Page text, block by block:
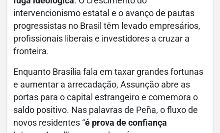
intervencionismo estatal e o avanço de pautas
progressistas no Brasil têm levado empresários,
profissionais liberais e investidores a cruzar a
fronteira.
Enquanto Brasília fala em taxar grandes fortunas
e aumentar a arrecadação, Assunção abre as
portas para o capital estrangeiro e comemora o
saldo positivo. Nas palavras de Peña, o fluxo de
novos residentes “é prova de confiança